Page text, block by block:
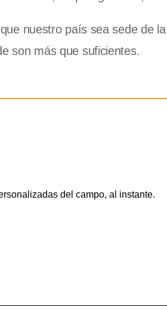
nuestro país sea sede de
son más que suficientes.
del campo, al instante.